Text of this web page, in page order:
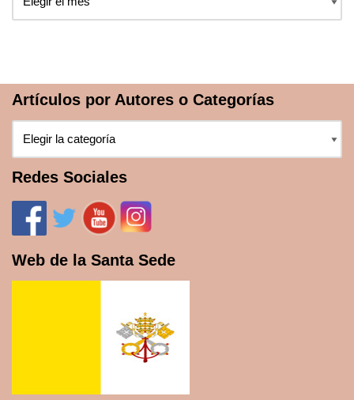
Artículos por Autores o Categorías
Redes Sociales
Web de la Santa Sede